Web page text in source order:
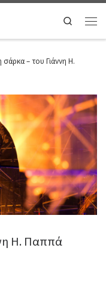
Search
σάρκα – του Γιάννη Η.
Η. Παππά